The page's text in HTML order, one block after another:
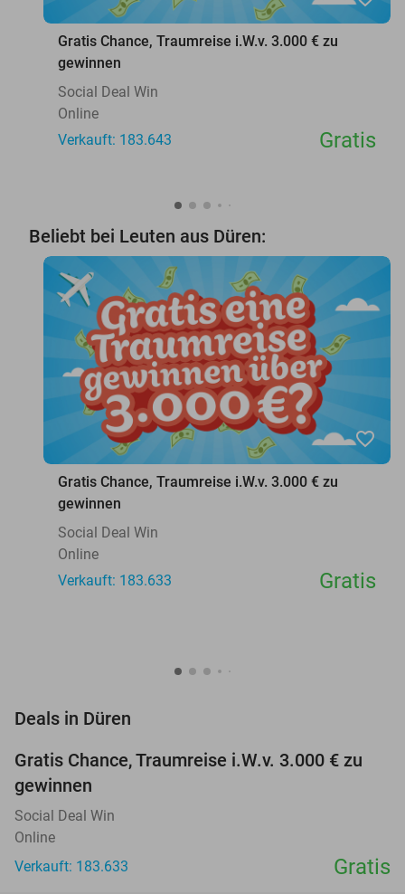
Gratis Chance, Traumreise i.W.v. 3.000 € zu
gewinnen
Social Deal Win
Online
Verkauft: 183.643
Gratis
Beliebt bei Leuten aus Düren:
favorite_border
Gratis Chance, Traumreise i.W.v. 3.000 € zu
gewinnen
Social Deal Win
Online
Verkauft: 183.633
Gratis
Deals in Düren
Gratis Chance, Traumreise i.W.v. 3.000 € zu
gewinnen
Social Deal Win
Online
Verkauft: 183.633
Gratis